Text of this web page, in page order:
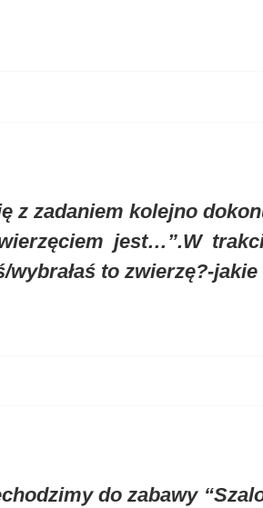
z zadaniem kolejno
jest…”.W
wybrałaś to zwierzę?-
do zabawy